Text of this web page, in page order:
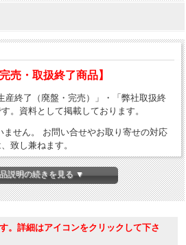
売・取扱終了商品】
産終了（廃盤・完売）」・「弊社取扱終
。資料として掲載しております。
ません。 お問い合せやお取り寄せの対応
致し兼ねます。
りアラベスク柄が囲みます。浅い彫刻で
を主張し過ぎることもありません。シン
ャンドボトム」仕様。（外縁に対して中
用されているのはキャンドボトム。フラ
説明の続きを見る ▼
。詳細はアイコンをクリックして下さ